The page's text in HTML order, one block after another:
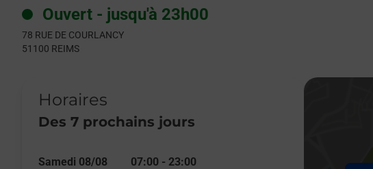
Ouvert - jusqu'à 23h00
78 RUE DE COURLANCY
51100 REIMS
Horaires
Des 7 prochains jours
Samedi 08/08 07:00 - 23:00